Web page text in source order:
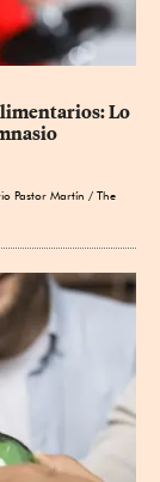
Lo
Pastor Martín / The